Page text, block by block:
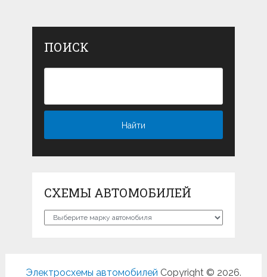
ПОИСК
СХЕМЫ АВТОМОБИЛЕЙ
Схемы
Электросхемы автомобилей Copyright © 2026.